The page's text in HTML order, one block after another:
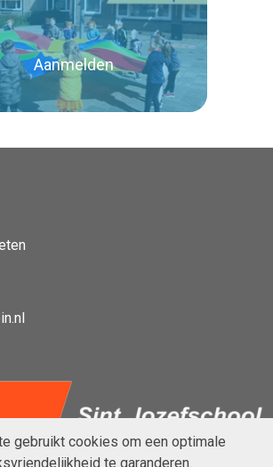
Lees verder
Aanmelden
gebruikt cookies om een optimale
te garanderen.